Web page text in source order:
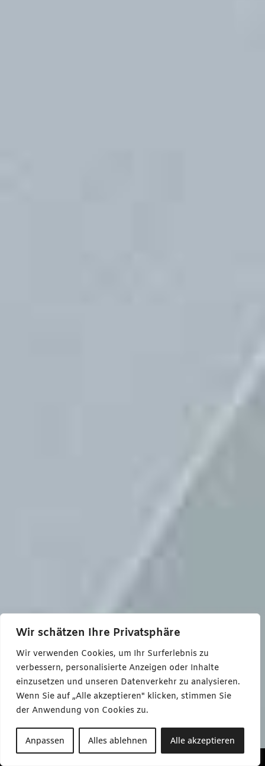
Wir schätzen Ihre Privatsphäre
Wir verwenden Cookies, um Ihr Surferlebnis zu
verbessern, personalisierte Anzeigen oder Inhalte
einzusetzen und unseren Datenverkehr zu analysieren.
Wenn Sie auf „Alle akzeptieren" klicken, stimmen Sie
der Anwendung von Cookies zu.
Anpassen Alles ablehnen Alle akzeptieren
GESUNDHEIT